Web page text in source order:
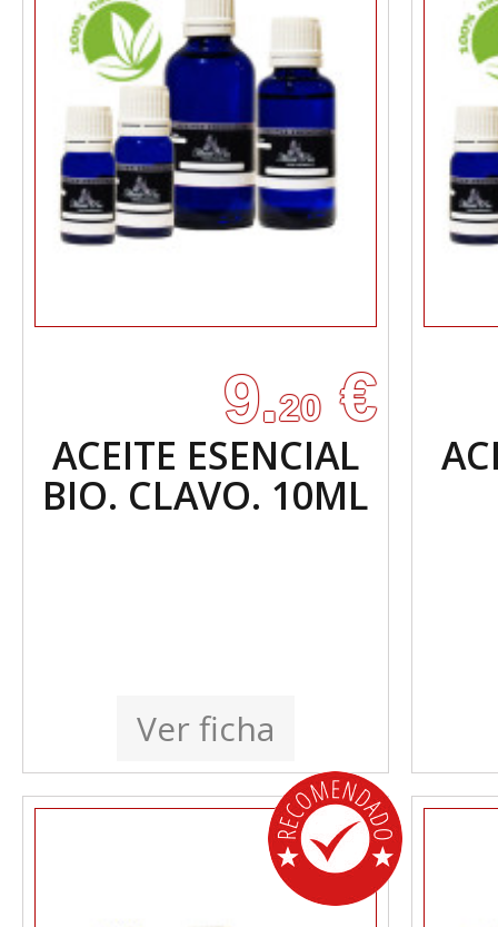
9.20 €
ACEITE ESENCIAL
BIO. CLAVO. 10ML
Ver ficha